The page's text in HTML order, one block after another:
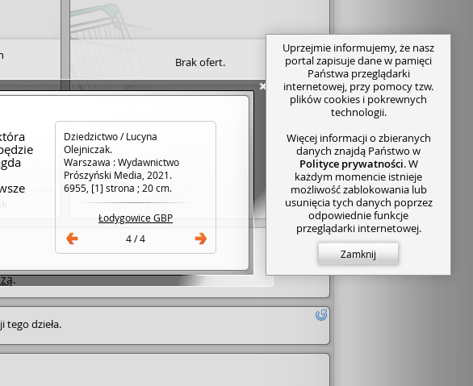
Brak ofert.
.
tego dzieła.
Dziedzictwo / Lucyna
Olejniczak.
Warszawa : Wydawnictwo
Prószyński Media, 2021.
6955, [1] strona ; 20 cm.
Łodygowice GBP
4 / 4
Uprzejmie informujemy, że nasz
portal zapisuje dane w pamięci
Państwa przeglądarki
internetowej, przy pomocy tzw.
plików cookies i pokrewnych
technologii.
Więcej informacji o zbieranych
danych znajdą Państwo w
Polityce prywatności. W
każdym momencie istnieje
możliwość zablokowania lub
usunięcia tych danych poprzez
odpowiednie funkcje
przeglądarki internetowej.
Zamknij